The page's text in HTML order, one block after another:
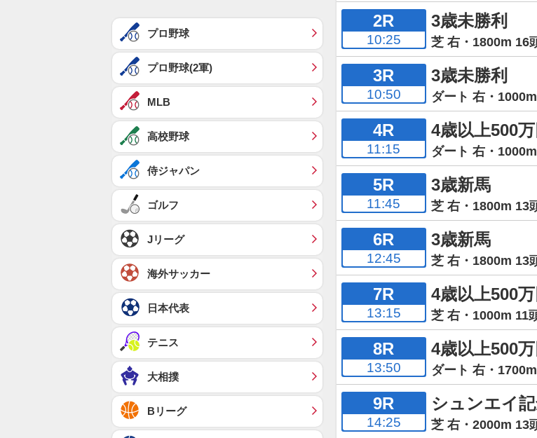
2R
10:25
3歳未勝利
芝 右・1800m 16
3R
10:50
3歳未勝利
ダート 右・
4R
11:15
4歳以上500
ダート 右・
5R
11:45
3歳新馬
芝 右・1800m 13
6R
12:45
3歳新馬
芝 右・1800m 13
7R
13:15
4歳以上500
芝 右・1000m 11
8R
13:50
4歳以上500
ダート 右・
9R
14:25
シュンエイ
芝 右・2000m 13
プロ野球
プロ野球(2軍)
MLB
高校野球
侍ジャパン
ゴルフ
Jリーグ
海外サッカー
日本代表
テニス
大相撲
Bリーグ